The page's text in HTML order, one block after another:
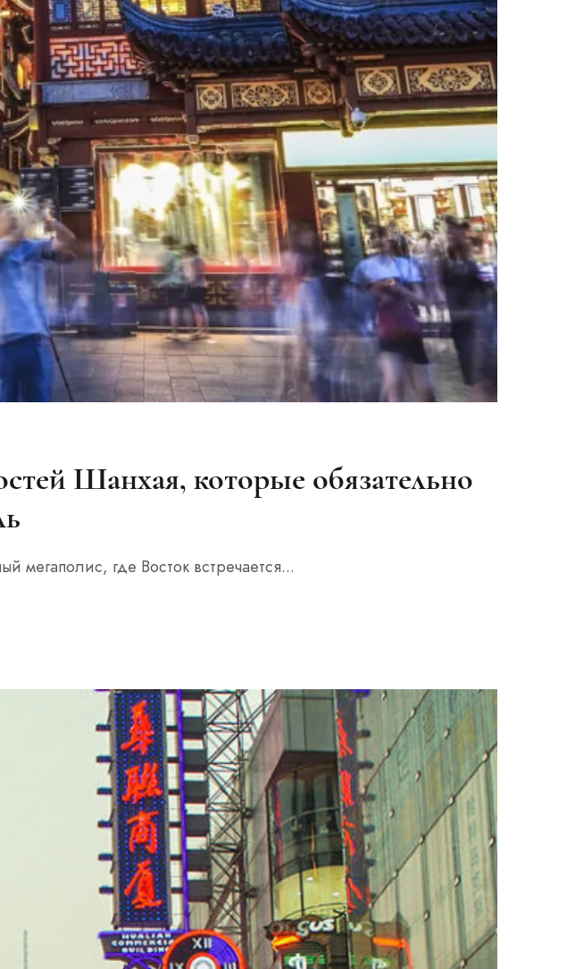
Шанхая, которые обязательно
мегаполис, где Восток встречается...